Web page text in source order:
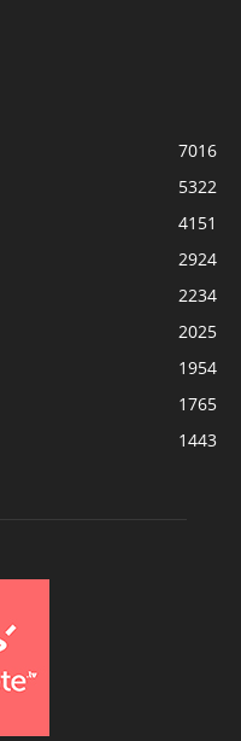
7016
5322
4151
2924
2234
2025
1954
1765
1443